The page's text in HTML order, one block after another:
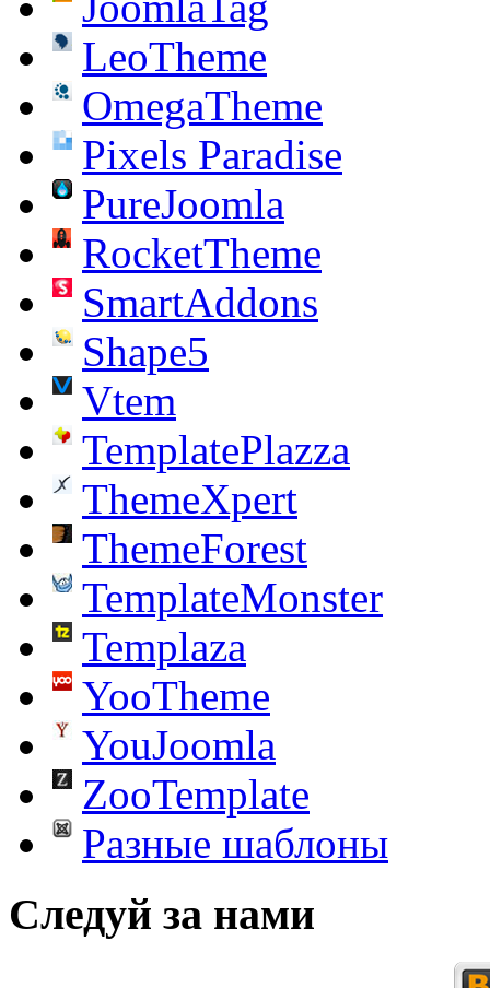
LeoTheme
OmegaTheme
Pixels Paradise
PureJoomla
RocketTheme
SmartAddons
Shape5
Vtem
TemplatePlazza
ThemeXpert
ThemeForest
TemplateMonster
Templaza
YooTheme
YouJoomla
ZooTemplate
Разные шаблоны
Следуй за нами